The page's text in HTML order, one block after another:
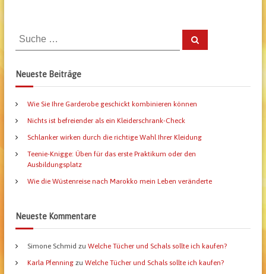
S
u
h
n
a
c
h
S
Neueste Beiträge
Wie Sie Ihre Garderobe geschickt kombinieren können
Nichts ist befreiender als ein Kleiderschrank-Check
Schlanker wirken durch die richtige Wahl Ihrer Kleidung
Teenie-Knigge: Üben für das erste Praktikum oder den
Ausbildungsplatz
Wie die Wüstenreise nach Marokko mein Leben veränderte
Neueste Kommentare
Simone Schmid zuWelche Tücher und Schals sollte ich kaufen?
Karla Pfenning zuWelche Tücher und Schals sollte ich kaufen?